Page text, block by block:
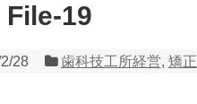
File-19
28 歯科技工所経営, 矯正